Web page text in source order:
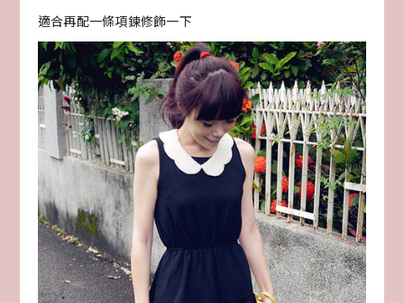
適合再配一條項鍊修飾一下